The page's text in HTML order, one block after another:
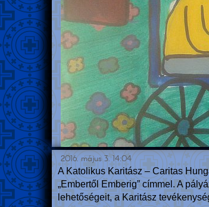
2016. május 3. 14:04
A Katolikus Karitász – Caritas
„Embertől Emberig” címmel. A
lehetőségeit, a Karitász